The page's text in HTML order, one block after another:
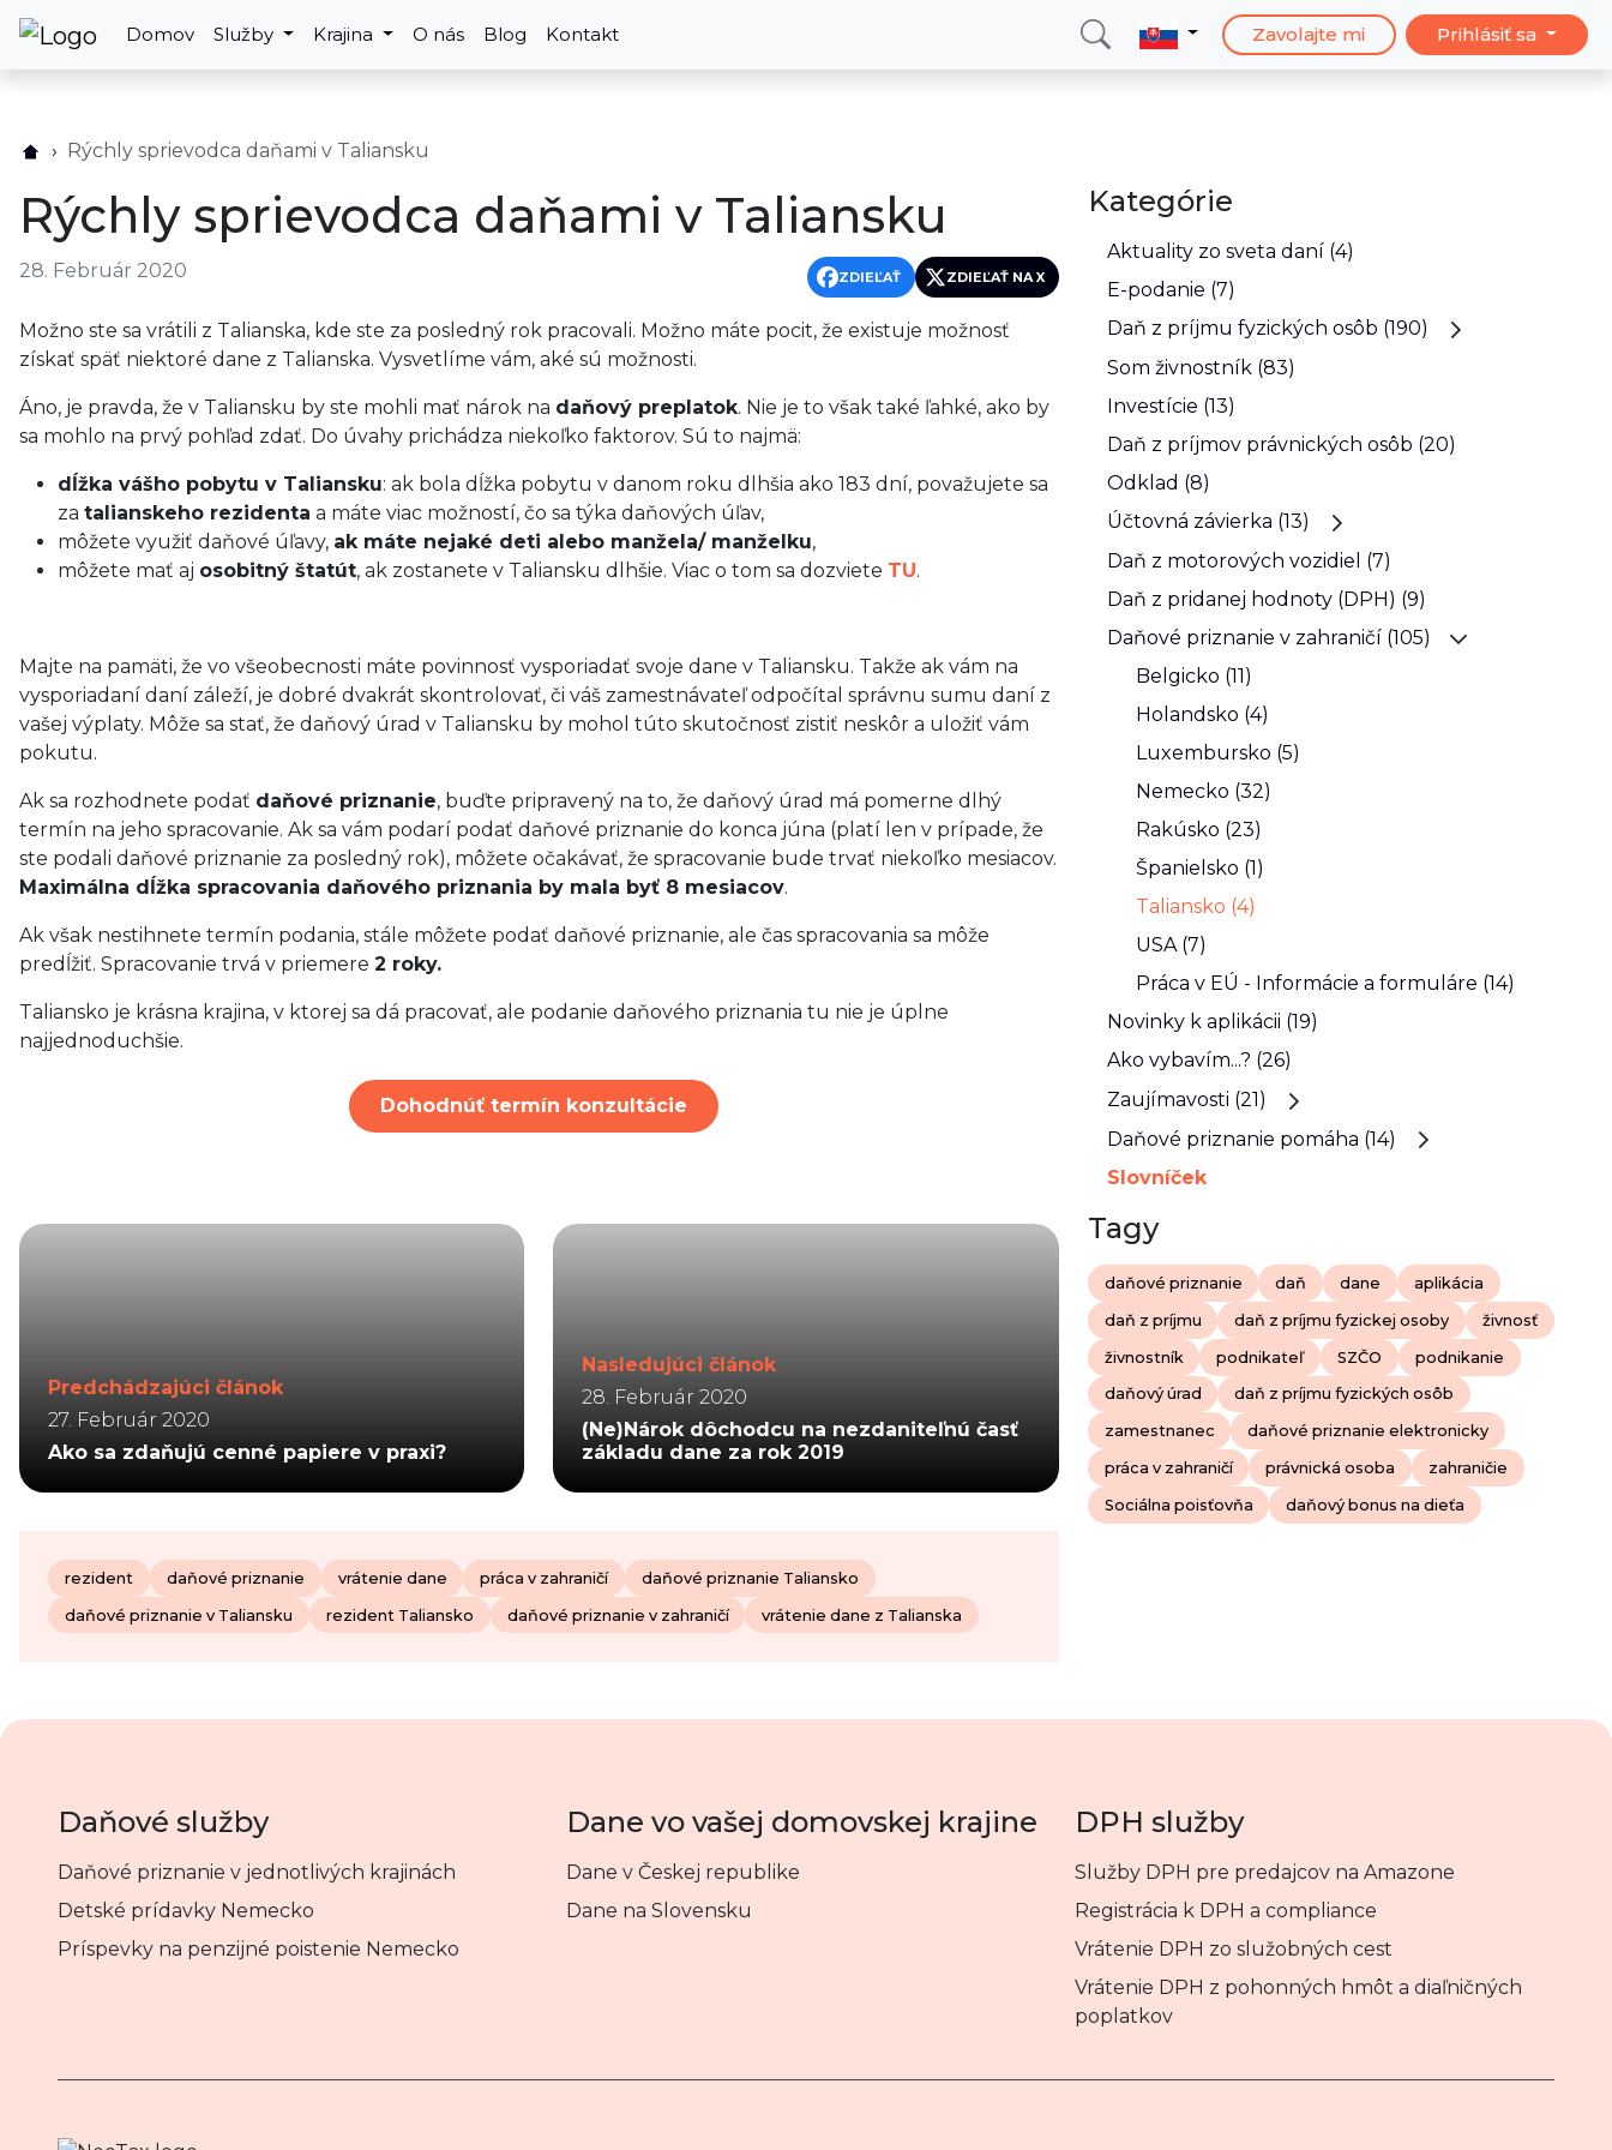
Domov Služby Krajina O nás Blog Kontakt Zavolajte mi Prihlásiť sa
Rýchly sprievodca daňami v Taliansku
Rýchly sprievodca daňami v Taliansku
28. Február 2020 ZDIEĽAŤ ZDIEĽAŤ NA X
Možno ste sa vrátili z Talianska, kde ste za posledný rok pracovali. Možno máte pocit, že existuje možnosť
získať späť niektoré dane z Talianska. Vysvetlíme vám, aké sú možnosti.
Áno, je pravda, že v Taliansku by ste mohli mať nárok na daňový preplatok. Nie je to však také ľahké, ako by
sa mohlo na prvý pohľad zdať. Do úvahy prichádza niekoľko faktorov. Sú to najmä:
dĺžka vášho pobytu v Taliansku: ak bola dĺžka pobytu v danom roku dlhšia ako 183 dní, považujete sa
za talianskeho rezidenta a máte viac možností, čo sa týka daňových úľav,
môžete využiť daňové úľavy, ak máte nejaké deti alebo manžela/ manželku,
môžete mať aj osobitný štatút, ak zostanete v Taliansku dlhšie. Viac o tom sa dozviete TU.
Majte na pamäti, že vo všeobecnosti máte povinnosť vysporiadať svoje dane v Taliansku. Takže ak vám na
vysporiadaní daní záleží, je dobré dvakrát skontrolovať, či váš zamestnávateľ odpočítal správnu sumu daní z
vašej výplaty. Môže sa stať, že daňový úrad v Taliansku by mohol túto skutočnosť zistiť neskôr a uložiť vám
pokutu.
Ak sa rozhodnete podať daňové priznanie, buďte pripravený na to, že daňový úrad má pomerne dlhý
termín na jeho spracovanie. Ak sa vám podarí podať daňové priznanie do konca júna (platí len v prípade, že
ste podali daňové priznanie za posledný rok), môžete očakávať, že spracovanie bude trvať niekoľko mesiacov.
Maximálna dĺžka spracovania daňového priznania by mala byť 8 mesiacov.
Ak však nestihnete termín podania, stále môžete podať daňové priznanie, ale čas spracovania sa môže
predĺžiť. Spracovanie trvá v priemere 2 roky.
Taliansko je krásna krajina, v ktorej sa dá pracovať, ale podanie daňového priznania tu nie je úplne
najjednoduchšie.
Dohodnúť termín konzultácie
Predchádzajúci článok
27. Február 2020
Ako sa zdaňujú cenné papiere v praxi?
Nasledujúci článok
28. Február 2020
(Ne)Nárok dôchodcu na nezdaniteľnú časť
základu dane za rok 2019
rezident daňové priznanie vrátenie dane práca v zahraničí daňové priznanie Taliansko
daňové priznanie v Taliansku rezident Taliansko daňové priznanie v zahraničí vrátenie dane z Talianska
Kategórie
Aktuality zo sveta daní (4)
E-podanie (7)
Daň z príjmu fyzických osôb (190)
Som živnostník (83)
Investície (13)
Daň z príjmov právnických osôb (20)
Odklad (8)
Účtovná závierka (13)
Daň z motorových vozidiel (7)
Daň z pridanej hodnoty (DPH) (9)
Daňové priznanie v zahraničí (105)
Belgicko (11)
Holandsko (4)
Luxembursko (5)
Nemecko (32)
Rakúsko (23)
Španielsko (1)
Taliansko (4)
USA (7)
Práca v EÚ - Informácie a formuláre (14)
Novinky k aplikácii (19)
Ako vybavím...? (26)
Zaujímavosti (21)
Daňové priznanie pomáha (14)
Slovníček
Tagy
daňové priznanie daň dane aplikácia
daň z príjmu daň z príjmu fyzickej osoby živnosť
živnostník podnikateľ SZČO podnikanie
daňový úrad daň z príjmu fyzických osôb
zamestnanec daňové priznanie elektronicky
práca v zahraničí právnická osoba zahraničie
Sociálna poisťovňa daňový bonus na dieťa
Daňové služby
Daňové priznanie v jednotlivých krajinách
Detské prídavky Nemecko
Príspevky na penzijné poistenie Nemecko
Dane vo vašej domovskej krajine
Dane v Českej republike
Dane na Slovensku
DPH služby
Služby DPH pre predajcov na Amazone
Registrácia k DPH a compliance
Vrátenie DPH zo služobných cest
Vrátenie DPH z pohonných hmôt a diaľničných
poplatkov